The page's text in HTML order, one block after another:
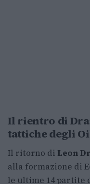
Il rientro di
tattiche degli
Il ritorno di Leon
alla formazione di
le ultime 14 partite